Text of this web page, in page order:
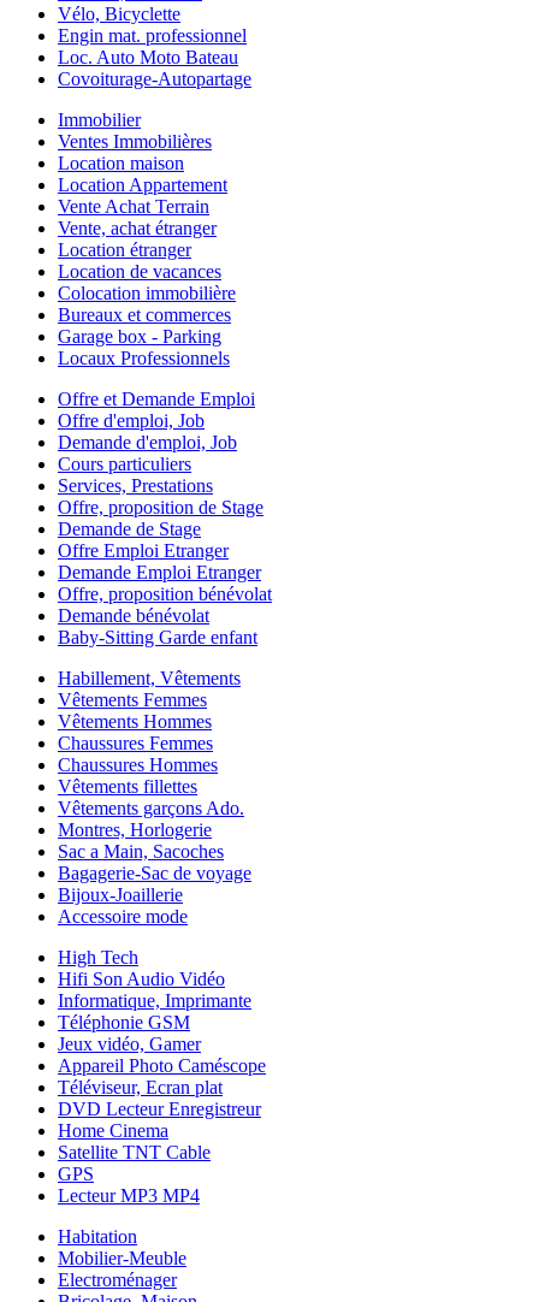
Vélo, Bicyclette
Engin mat. professionnel
Loc. Auto Moto Bateau
Covoiturage-Autopartage
Immobilier
Ventes Immobilières
Location maison
Location Appartement
Vente Achat Terrain
Vente, achat étranger
Location étranger
Location de vacances
Colocation immobilière
Bureaux et commerces
Garage box - Parking
Locaux Professionnels
Offre et Demande Emploi
Offre d'emploi, Job
Demande d'emploi, Job
Cours particuliers
Services, Prestations
Offre, proposition de Stage
Demande de Stage
Offre Emploi Etranger
Demande Emploi Etranger
Offre, proposition bénévolat
Demande bénévolat
Baby-Sitting Garde enfant
Habillement, Vêtements
Vêtements Femmes
Vêtements Hommes
Chaussures Femmes
Chaussures Hommes
Vêtements fillettes
Vêtements garçons Ado.
Montres, Horlogerie
Sac a Main, Sacoches
Bagagerie-Sac de voyage
Bijoux-Joaillerie
Accessoire mode
High Tech
Hifi Son Audio Vidéo
Informatique, Imprimante
Téléphonie GSM
Jeux vidéo, Gamer
Appareil Photo Caméscope
Téléviseur, Ecran plat
DVD Lecteur Enregistreur
Home Cinema
Satellite TNT Cable
GPS
Lecteur MP3 MP4
Habitation
Mobilier-Meuble
Electroménager